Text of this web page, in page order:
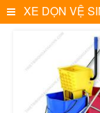
XE DỌN VỆ